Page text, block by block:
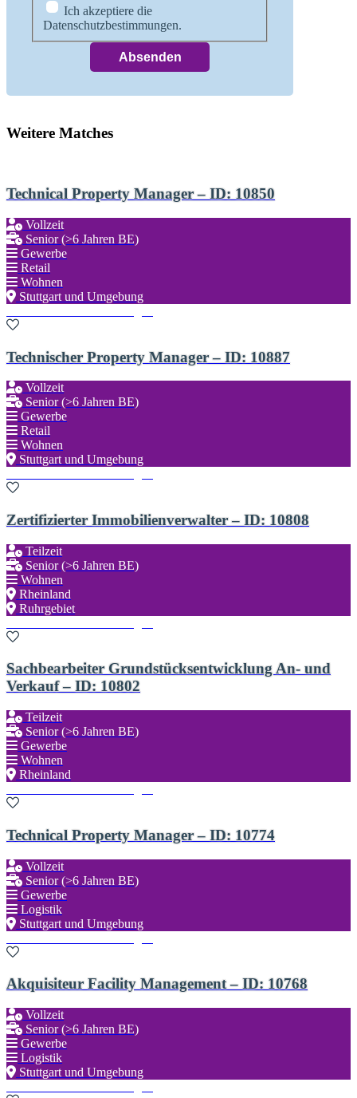
Ich akzeptiere die
Datenschutzbestimmungen.
Weitere Matches
Technical Property Manager – ID: 10850
Vollzeit
Senior (>6 Jahren BE)
Gewerbe
Retail
Wohnen
Stuttgart und Umgebung
Technischer Property Manager – ID: 10887
Vollzeit
Senior (>6 Jahren BE)
Gewerbe
Retail
Wohnen
Stuttgart und Umgebung
Zertifizierter Immobilienverwalter – ID: 10808
Teilzeit
Senior (>6 Jahren BE)
Wohnen
Rheinland
Ruhrgebiet
Sachbearbeiter Grundstücksentwicklung An- und
Verkauf – ID: 10802
Teilzeit
Senior (>6 Jahren BE)
Gewerbe
Wohnen
Rheinland
Technical Property Manager – ID: 10774
Vollzeit
Senior (>6 Jahren BE)
Gewerbe
Logistik
Stuttgart und Umgebung
Akquisiteur Facility Management – ID: 10768
Vollzeit
Senior (>6 Jahren BE)
Gewerbe
Logistik
Stuttgart und Umgebung